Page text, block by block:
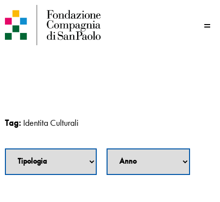
Tag: Identita Culturali